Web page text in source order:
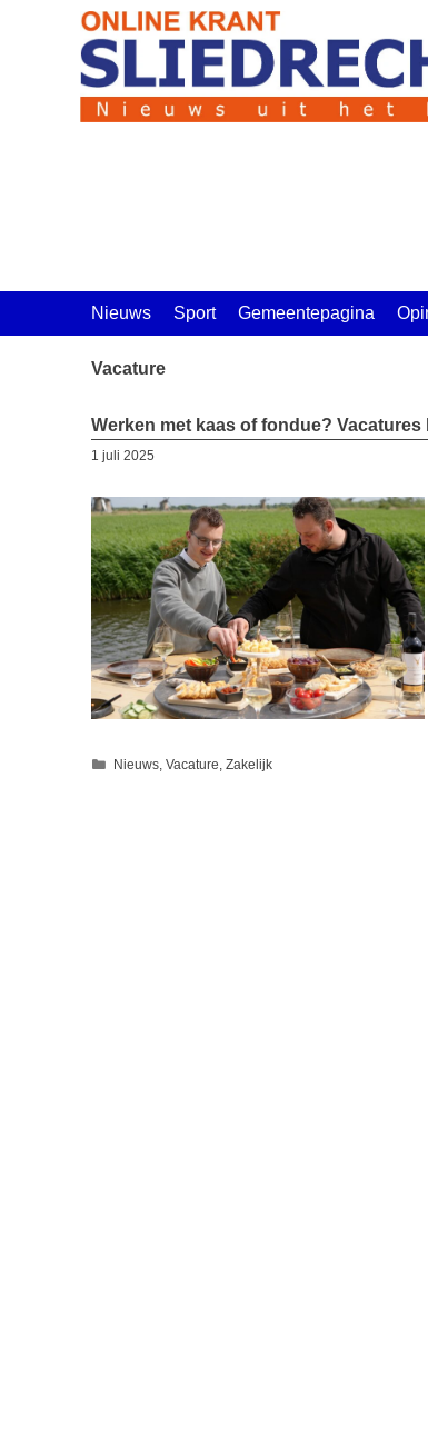
Nieuws Sport Gemeentepagina
Vacature
Werken met kaas of fondue?
1 juli 2025
Categorieën
Nieuws ,Vacature ,Zakelijk